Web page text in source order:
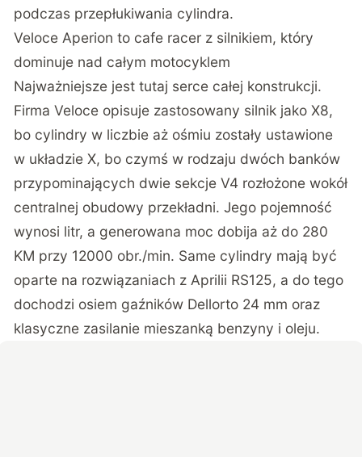
podczas przepłukiwania cylindra.
Veloce Aperion to cafe racer z silnikiem, który
dominuje nad całym motocyklem
Najważniejsze jest tutaj serce całej konstrukcji.
Firma Veloce opisuje zastosowany silnik jako X8,
bo cylindry w liczbie aż ośmiu zostały ustawione
w układzie X, bo czymś w rodzaju dwóch banków
przypominających dwie sekcje V4 rozłożone wokół
centralnej obudowy przekładni. Jego pojemność
wynosi litr, a generowana moc dobija aż do 280
KM przy 12000 obr./min. Same cylindry mają być
oparte na rozwiązaniach z Aprilii RS125, a do tego
dochodzi osiem gaźników Dellorto 24 mm oraz
klasyczne zasilanie mieszanką benzyny i oleju.